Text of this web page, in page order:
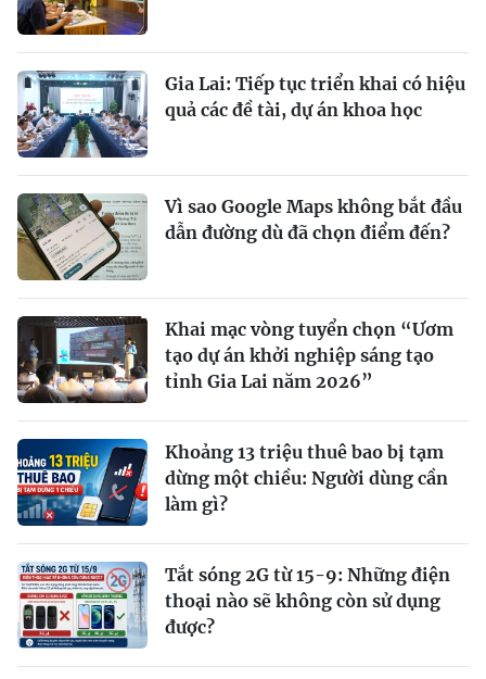
Gia Lai: Tiếp tục triển khai có hiệu
quả các đề tài, dự án khoa học
Vì sao Google Maps không bắt đầu
dẫn đường dù đã chọn điểm đến?
Khai mạc vòng tuyển chọn “Ươm
tạo dự án khởi nghiệp sáng tạo
tỉnh Gia Lai năm 2026”
Khoảng 13 triệu thuê bao bị tạm
dừng một chiều: Người dùng cần
làm gì?
Tắt sóng 2G từ 15-9: Những điện
thoại nào sẽ không còn sử dụng
được?